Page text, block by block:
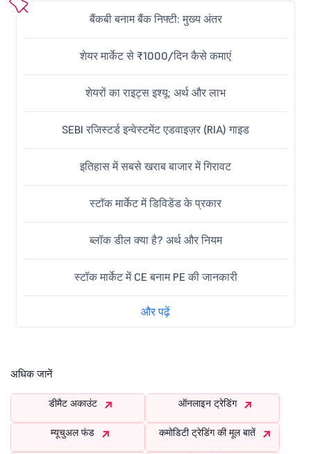
बैंकबी बनाम बैंक निफ्टी: मुख्य अंतर
शेयर मार्केट से ₹1000/दिन कैसे कमाएं
शेयरों का राइट्स इश्यू: अर्थ और लाभ
SEBI रजिस्टर्ड इन्वेस्टमेंट एडवाइज़र (RIA) गाइड
इतिहास में सबसे खराब बाजार में गिरावट
स्टॉक मार्केट में डिविडेंड के प्रकार
ब्लॉक डील क्या है? अर्थ और नियम
स्टॉक मार्केट में CE बनाम PE की जानकारी
और पढ़ें
अधिक जानें
डीमैट अकाउंट ऑनलाइन ट्रेडिंग
म्यूचुअल फंड कमोडिटी ट्रेडिंग की मूल बातें